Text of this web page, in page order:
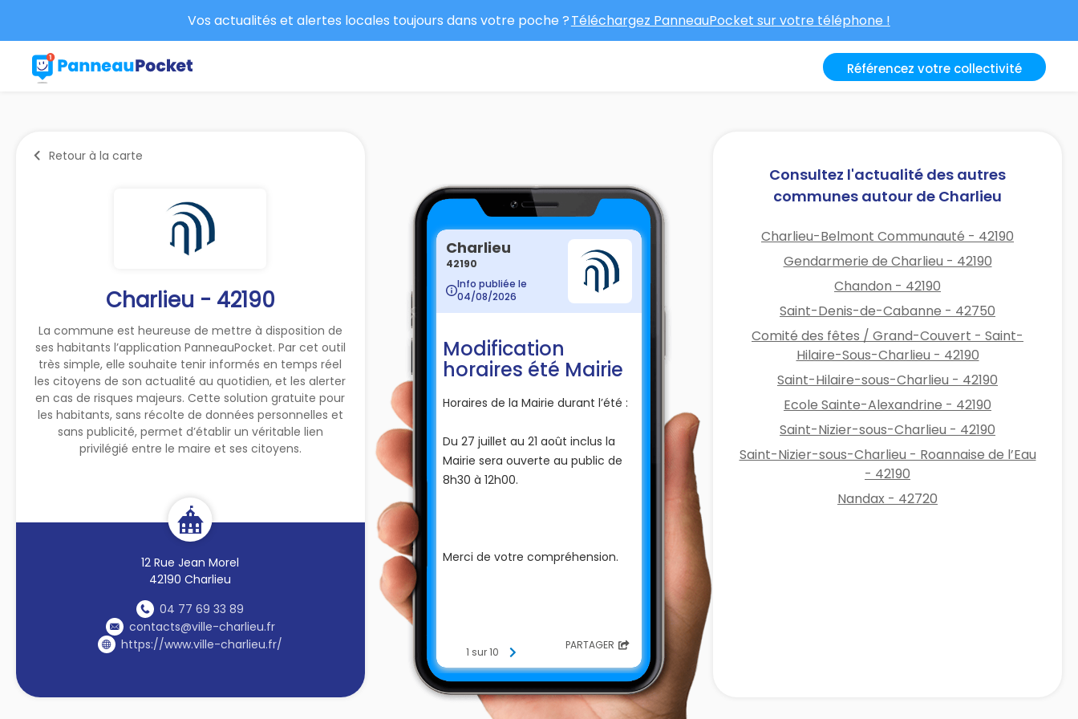
Vos actualités et alertes locales toujours dans votre poche ?Téléchargez PanneauPocket sur votre téléphone !
Référencez votre collectivité
Retour à la carte
Charlieu - 42190
La commune est heureuse de mettre à disposition de
ses habitants l’application PanneauPocket. Par cet outil
très simple, elle souhaite tenir informés en temps réel
les citoyens de son actualité au quotidien, et les alerter
en cas de risques majeurs. Cette solution gratuite pour
les habitants, sans récolte de données personnelles et
sans publicité, permet d’établir un véritable lien
privilégié entre le maire et ses citoyens.
12 Rue Jean Morel
42190 Charlieu
04 77 69 33 89
contacts@ville-charlieu.fr
https://www.ville-charlieu.fr/
Charlieu
42190
Info publiée le
04/08/2026
Modification
horaires été Mairie
Horaires de la Mairie durant l’été :
Du 27 juillet au 21 août inclus la
Mairie sera ouverte au public de
8h30 à 12h00.
Merci de votre compréhension.
1 sur 10 PARTAGER
Consultez l'actualité des autres
communes autour de Charlieu
Charlieu-Belmont Communauté - 42190
Gendarmerie de Charlieu - 42190
Chandon - 42190
Saint-Denis-de-Cabanne - 42750
Comité des fêtes / Grand-Couvert - Saint-
Hilaire-Sous-Charlieu - 42190
Saint-Hilaire-sous-Charlieu - 42190
Ecole Sainte-Alexandrine - 42190
Saint-Nizier-sous-Charlieu - 42190
Saint-Nizier-sous-Charlieu - Roannaise de l’Eau
- 42190
Nandax - 42720